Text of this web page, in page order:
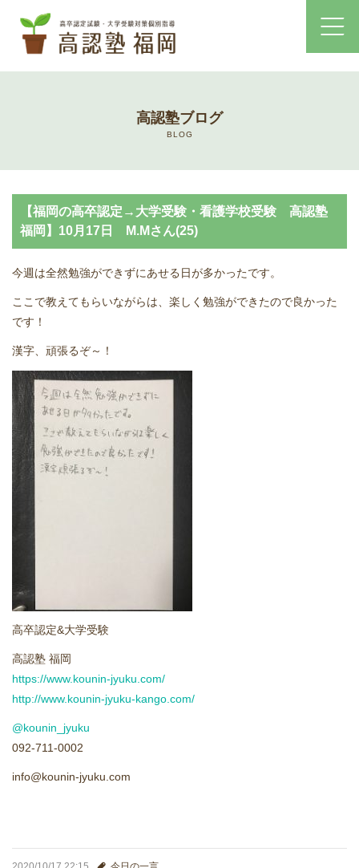
高認塾のご案内
高卒認定試験とは
高卒認定試験にかかる費用
どうやって勉強する？
合格後の進路
よくあるご質問
オンライン個別指導
プライバシーポリシー
高認塾ブログ
進学実績
生徒さんの声
高認塾ブログ
BLOG
【福岡の高卒認定→大学受験・看護学校受験 高認塾
福岡】10月17日 M.Mさん(25)
今週は全然勉強ができずにあせる日が多かったです。
ここで教えてもらいながらは、楽しく勉強ができたので良かった
です！
漢字、頑張るぞ～！
高卒認定&大学受験
高認塾 福岡
https://www.kounin-jyuku.com/
http://www.kounin-jyuku-kango.com/
@kounin_jyuku
092-711-0002
info@kounin-jyuku.com